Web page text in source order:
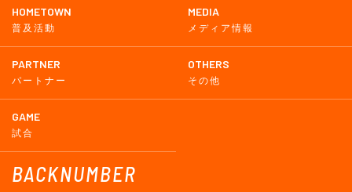
HOMETOWN
普及活動
MEDIA
メディア情報
PARTNER
パートナー
OTHERS
その他
GAME
試合
BACKNUMBER